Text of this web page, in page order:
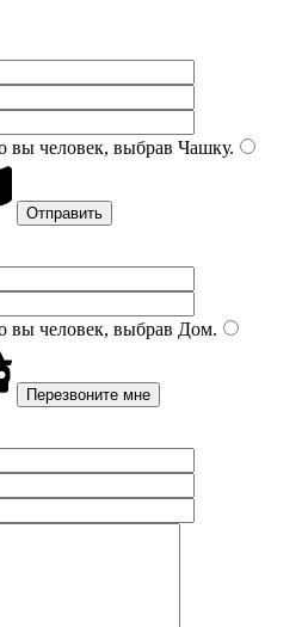
вы человек, выбрав Чашку.
вы человек, выбрав Дом.